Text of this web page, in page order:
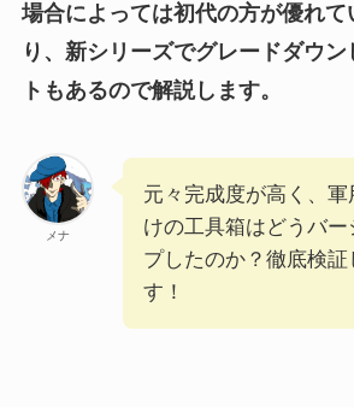
場合によっては初代の方が優れて
り、新シリーズでグレードダウ
トもあるので解説します。
メナ
元々完成度が高く、軍
けの工具箱はどうバー
プしたのか？徹底検証
す！